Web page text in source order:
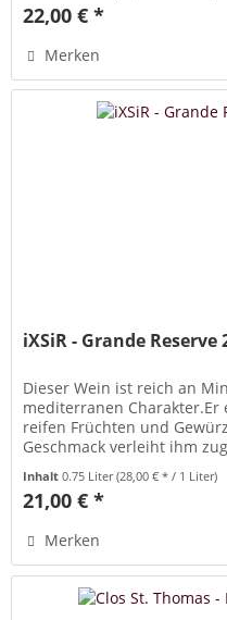
22,00 € *
Merken
iXSiR - Grande Reserve
Dieser Wein ist reich an
mediterranen
reifen Früchten und
Geschmack verleiht ihm
Inhalt0.75 Liter(28,00 € * / 1 Liter)
21,00 € *
Merken